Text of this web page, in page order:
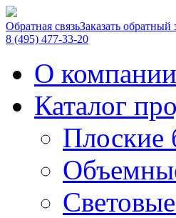
Обратная связьЗаказать обратный
8 (495) 477-33-20
О компании
Каталог
Плоские